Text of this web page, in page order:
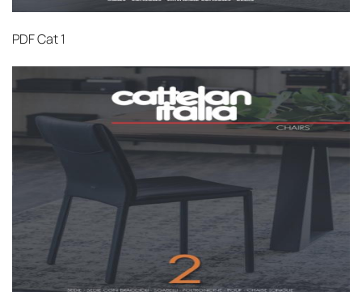
PDFCat 1